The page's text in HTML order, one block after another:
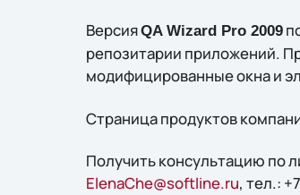
ВерсияQA Wizard Pro 2009
репозитарии приложений.
модифицированные окна и
Страница продуктов
Получить конcультацию по
ElenaChe@softline.ru, тел.: